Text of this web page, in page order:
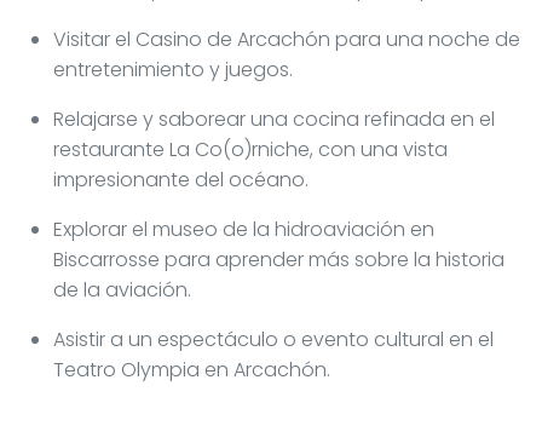
Visitar el Casino de Arcachón para una noche de
entretenimiento y juegos.
Relajarse y saborear una cocina refinada en el
restaurante La Co(o)rniche, con una vista
impresionante del océano.
Explorar el museo de la hidroaviación en
Biscarrosse para aprender más sobre la historia
de la aviación.
Asistir a un espectáculo o evento cultural en el
Teatro Olympia en Arcachón.